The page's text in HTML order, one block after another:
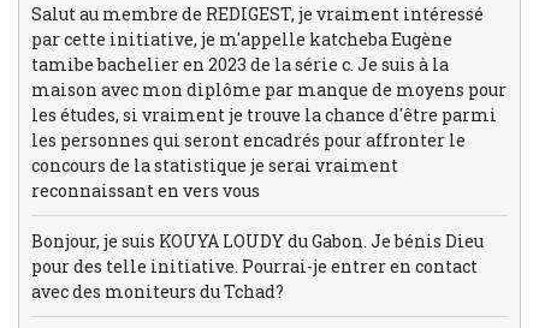
Salut au membre de REDIGEST, je vraiment intéressé
par cette initiative, je m'appelle katcheba Eugène
tamibe bachelier en 2023 de la série c. Je suis à la
maison avec mon diplôme par manque de moyens pour
les études, si vraiment je trouve la chance d'être parmi
les personnes qui seront encadrés pour affronter le
concours de la statistique je serai vraiment
reconnaissant en vers vous
Bonjour, je suis KOUYA LOUDY du Gabon. Je bénis Dieu
pour des telle initiative. Pourrai-je entrer en contact
avec des moniteurs du Tchad?